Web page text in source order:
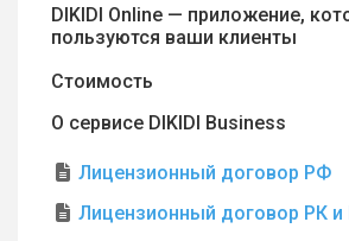
DIKIDI Online — приложение,
пользуются ваши клиенты
Стоимость
О сервисе DIKIDI Business
Лицензионный договор РФ
Лицензионный договор РК и